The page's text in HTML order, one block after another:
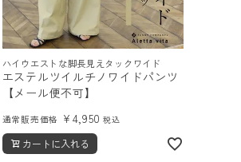
ハイウエストな脚長見えタックワイド
エステルツイルチノワイドパンツ
【メール便不可】
通常販売価格 ¥ 4,950 税込
カートに入れる